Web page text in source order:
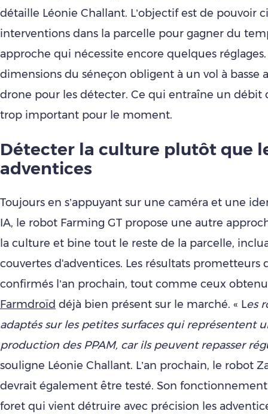
détaille Léonie Challant. L’objectif est de pouvoir
interventions dans la parcelle pour gagner du
approche qui nécessite encore quelques
dimensions du séneçon obligent à un vol à basse
drone pour les détecter. Ce qui entraîne un débit
trop important pour le moment.
Détecter la culture plutôt que
adventices
Toujours en s’appuyant sur une caméra et une
IA, le robot Farming GT propose une autre
la culture et bine tout le reste de la parcelle,
couvertes d'adventices. Les résultats prometteurs
confirmés l’an prochain, tout comme ceux
Farmdroïd déjà bien présent sur le marché. « Les
adaptés sur les petites surfaces qui représentent
production des PPAM, car ils peuvent repasser
souligne Léonie Challant. L’an prochain, le robot
devrait également être testé. Son
foret qui vient détruire avec précision les